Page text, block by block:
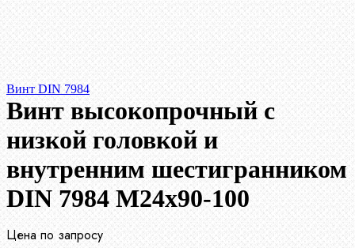
Винт DIN 7984
Винт высокопрочный с
низкой головкой и
внутренним шестигранником
DIN 7984 М24х90-100
Цена по запросу